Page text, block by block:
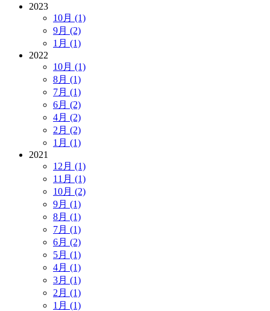
2023
10月 (1)
9月 (2)
1月 (1)
2022
10月 (1)
8月 (1)
7月 (1)
6月 (2)
4月 (2)
2月 (2)
1月 (1)
2021
12月 (1)
11月 (1)
10月 (2)
9月 (1)
8月 (1)
7月 (1)
6月 (2)
5月 (1)
4月 (1)
3月 (1)
2月 (1)
1月 (1)